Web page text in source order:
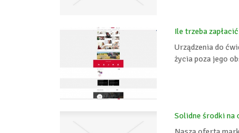
Ile trzeba
Urządzenia do
życia poza jego
Solidne środki na